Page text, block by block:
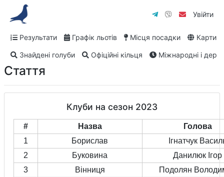
Увійти
Результати Графік льотів Місця посадки Карти
Знайдені голуби Офіційні кільця Міжнародні і
Стаття
Клуби на сезон 2023
# Назва
Голова
1
Борислав
Ігнатчук
2
Буковина
Данилюк Ігор
3
Вінниця
Подолян